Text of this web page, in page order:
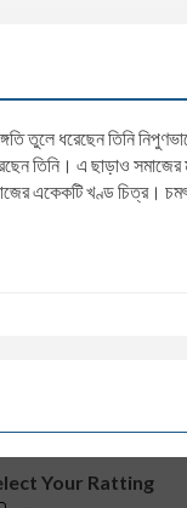
তুলে ধরেছেন তিনি
তিনি। এ ছাড়াও সমাজের
একেকটি খণ্ড
Your Ratting